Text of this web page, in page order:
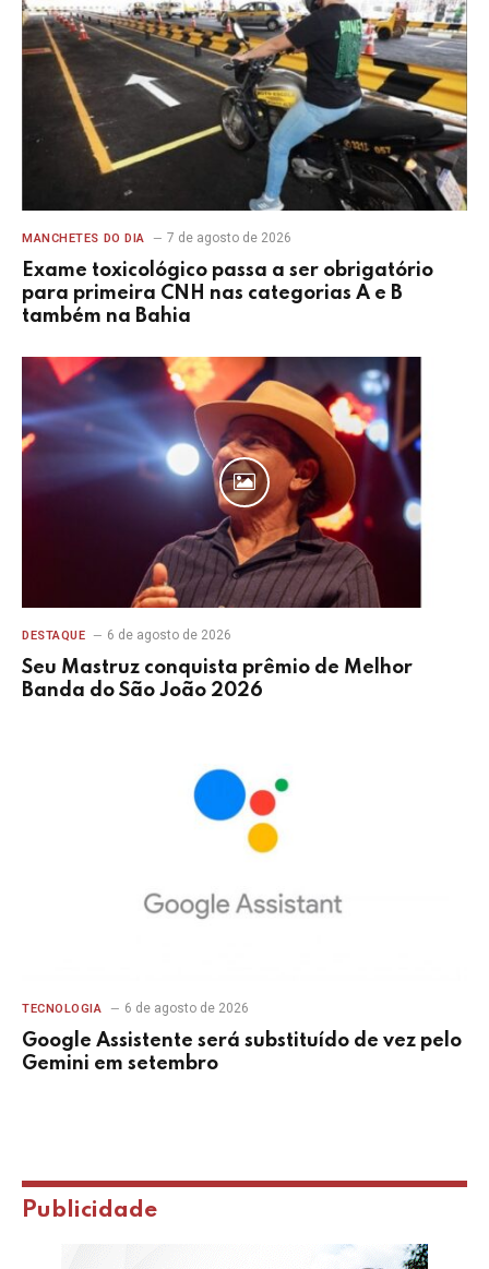
MANCHETES DO DIA 7 de agosto de 2026
Exame toxicológico passa a ser obrigatório
para primeira CNH nas categorias A e B
também na Bahia
DESTAQUE 6 de agosto de 2026
Seu Mastruz conquista prêmio de Melhor
Banda do São João 2026
TECNOLOGIA 6 de agosto de 2026
Google Assistente será substituído de vez pelo
Gemini em setembro
Publicidade